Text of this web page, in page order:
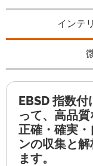
インテ
EBSD 指数
って、高品
正確・確実
ンの収集と
ます。